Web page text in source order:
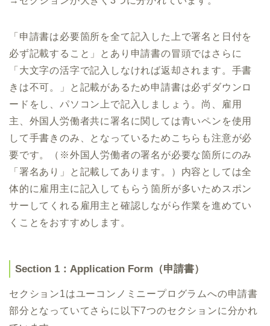
「申請書は必要箇所を全て記入した上で署名と日付を
必ず記載すること」とあり申請書の冒頭ではさらに
「大文字の活字で記入しなければ返却されます。手書
きは不可。」と記載があるため申請書は必ずダウンロ
ードをし、パソコン上で記入しましょう。尚、雇用
主、外国人労働者共に署名に関しては青いペンを使用
して手書きのみ、となっているためこちらも注意が必
要です。（※外国人労働者の署名が必要な箇所にのみ
「署名あり」と記載してあります。）内容としては全
体的に雇用主に記入してもらう箇所が多いためスポン
サーしてくれる雇用主と確認しながら作業を進めてい
くことをおすすめします。
Section 1：Application Form（申請書）
セクション1はユーコンノミニープログラムへの申請書
部分となっていてさらに以下7つのセクションに分かれ